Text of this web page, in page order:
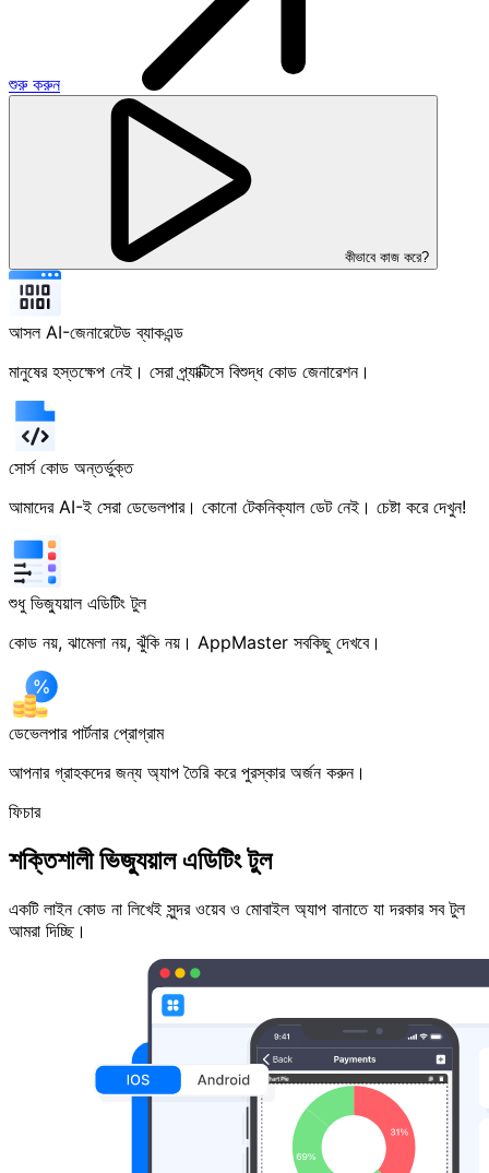
শুরু করুন
কীভাবে কাজ করে?
আসল AI-জেনারেটেড ব্যাকএন্ড
মানুষের হস্তক্ষেপ নেই। সেরা প্র্যাক্টিসে বিশুদ্ধ কোড জেনারেশন।
সোর্স কোড অন্তর্ভুক্ত
আমাদের AI-ই সেরা ডেভেলপার। কোনো টেকনিক্যাল ডেট নেই। চেষ্টা করে দেখুন!
শুধু ভিজ্যুয়াল এডিটিং টুল
কোড নয়, ঝামেলা নয়, ঝুঁকি নয়। AppMaster সবকিছু দেখবে।
ডেভেলপার পার্টনার প্রোগ্রাম
আপনার গ্রাহকদের জন্য অ্যাপ তৈরি করে পুরস্কার অর্জন করুন।
ফিচার
শক্তিশালী ভিজ্যুয়াল এডিটিং টুল
একটি লাইন কোড না লিখেই সুন্দর ওয়েব ও মোবাইল অ্যাপ বানাতে যা দরকার সব টুল
আমরা দিচ্ছি।